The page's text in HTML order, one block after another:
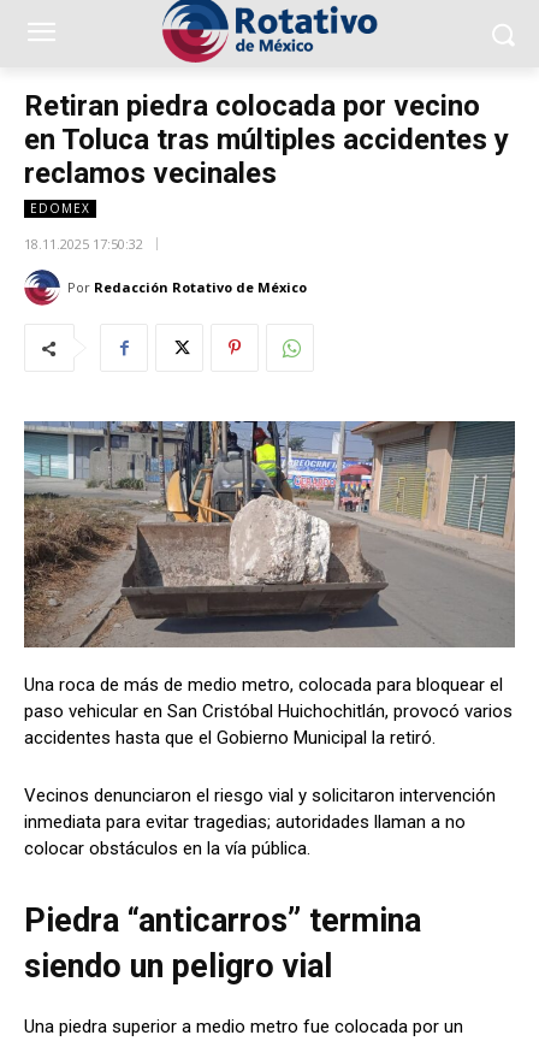
Retiran piedra colocada por vecino
en Toluca tras múltiples accidentes y
reclamos vecinales
EDOMEX
18.11.2025 17:50:32
Por Redacción Rotativo de México
Una roca de más de medio metro, colocada para bloquear el
paso vehicular en San Cristóbal Huichochitlán, provocó varios
accidentes hasta que el Gobierno Municipal la retiró.
Vecinos denunciaron el riesgo vial y solicitaron intervención
inmediata para evitar tragedias; autoridades llaman a no
colocar obstáculos en la vía pública.
Piedra “anticarros” termina
siendo un peligro vial
Una piedra superior a medio metro fue colocada por un